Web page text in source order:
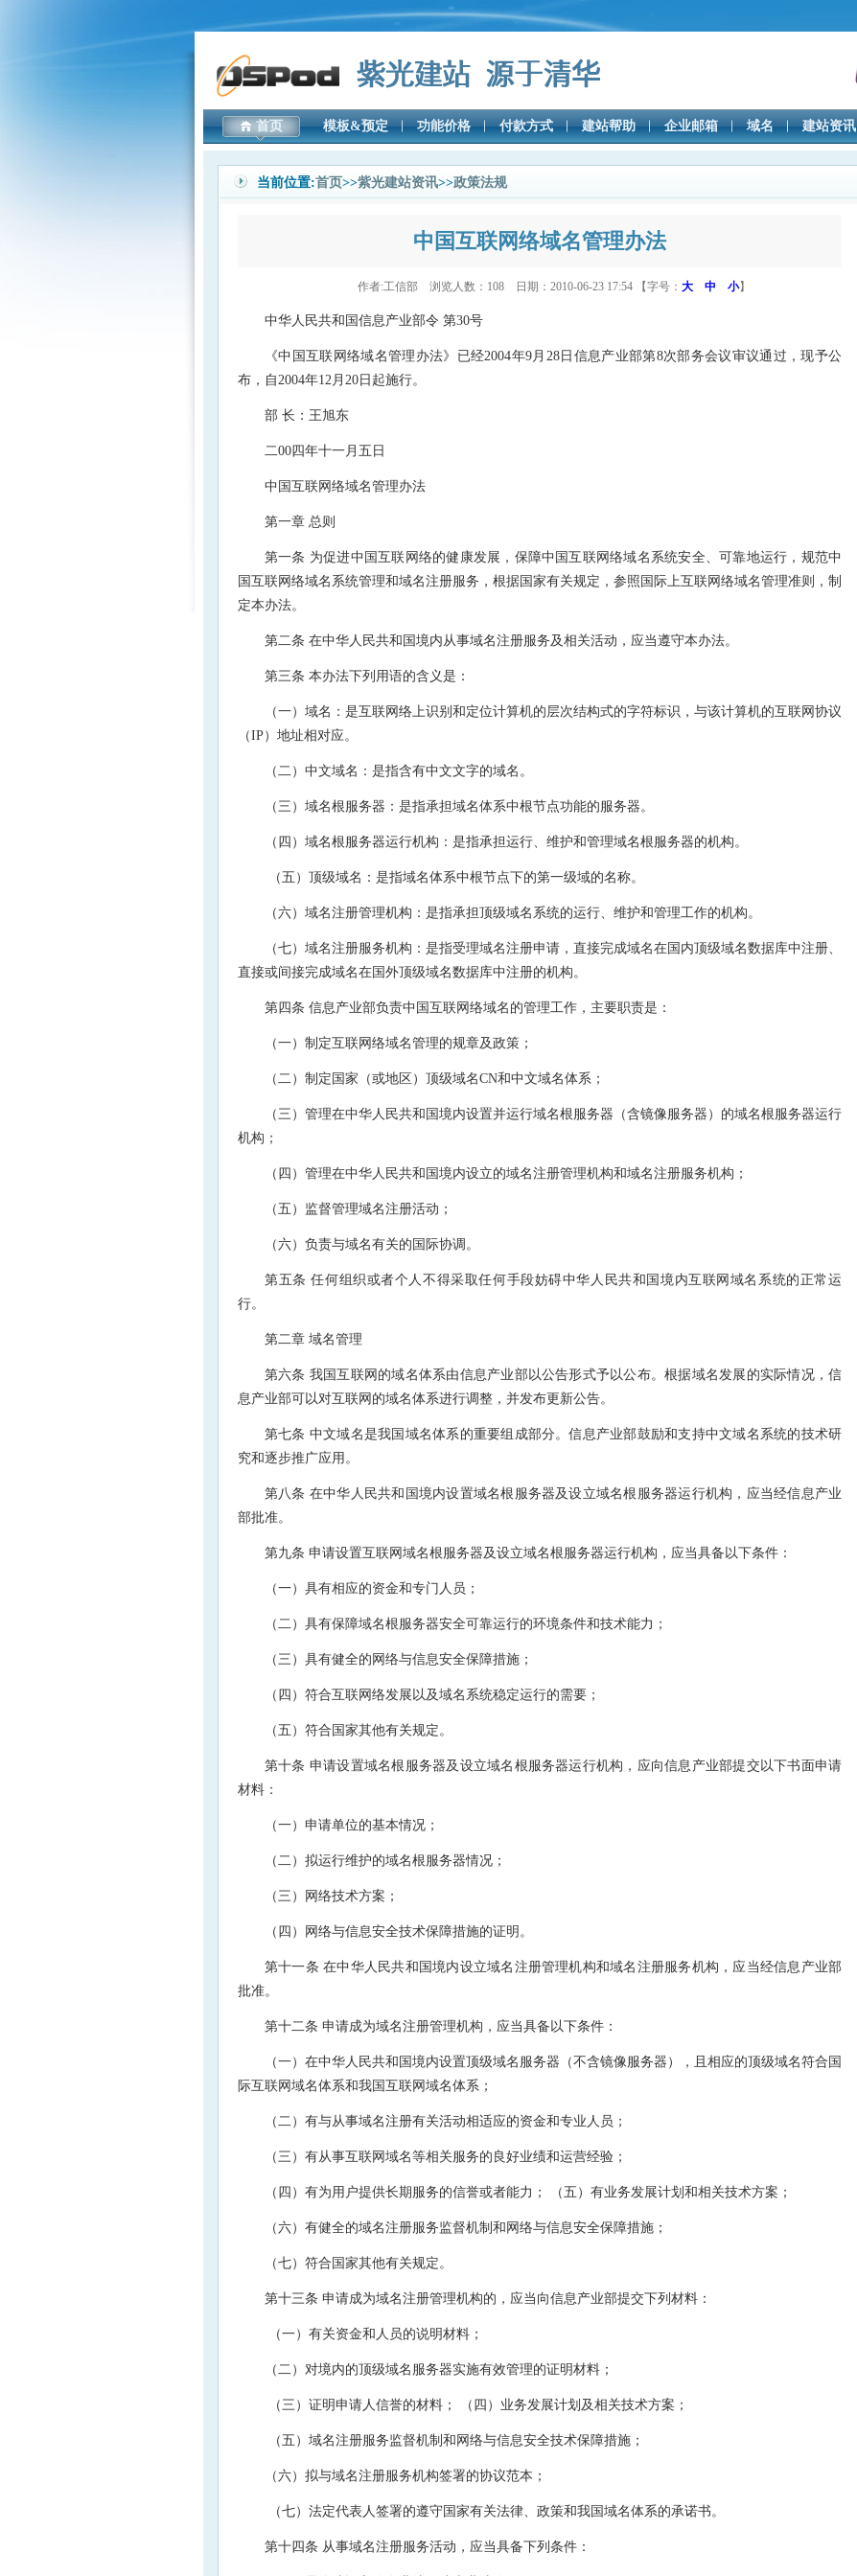
首页 模板&预定 功能价格 付款方式 建站帮助 企业邮箱 域名 建站资讯
当前位置:首页>>紫光建站资讯>>政策法规
中国互联网络域名管理办法
作者:工信部 浏览人数：108 日期：2010-06-23 17:54 【字号： 大 中 小】
中华人民共和国信息产业部令 第30号
《中国互联网络域名管理办法》已经2004年9月28日信息产业部第8次部务会议审议通过，现予公
布，自2004年12月20日起施行。
部 长：王旭东
二00四年十一月五日
中国互联网络域名管理办法
第一章 总则
第一条 为促进中国互联网络的健康发展，保障中国互联网络域名系统安全、可靠地运行，规范中
国互联网络域名系统管理和域名注册服务，根据国家有关规定，参照国际上互联网络域名管理准则，制
定本办法。
第二条 在中华人民共和国境内从事域名注册服务及相关活动，应当遵守本办法。
第三条 本办法下列用语的含义是：
（一）域名：是互联网络上识别和定位计算机的层次结构式的字符标识，与该计算机的互联网协议
（IP）地址相对应。
（二）中文域名：是指含有中文文字的域名。
（三）域名根服务器：是指承担域名体系中根节点功能的服务器。
（四）域名根服务器运行机构：是指承担运行、维护和管理域名根服务器的机构。
（五）顶级域名：是指域名体系中根节点下的第一级域的名称。
（六）域名注册管理机构：是指承担顶级域名系统的运行、维护和管理工作的机构。
（七）域名注册服务机构：是指受理域名注册申请，直接完成域名在国内顶级域名数据库中注册、
直接或间接完成域名在国外顶级域名数据库中注册的机构。
第四条 信息产业部负责中国互联网络域名的管理工作，主要职责是：
（一）制定互联网络域名管理的规章及政策；
（二）制定国家（或地区）顶级域名CN和中文域名体系；
（三）管理在中华人民共和国境内设置并运行域名根服务器（含镜像服务器）的域名根服务器运行
机构；
（四）管理在中华人民共和国境内设立的域名注册管理机构和域名注册服务机构；
（五）监督管理域名注册活动；
（六）负责与域名有关的国际协调。
第五条 任何组织或者个人不得采取任何手段妨碍中华人民共和国境内互联网域名系统的正常运
行。
第二章 域名管理
第六条 我国互联网的域名体系由信息产业部以公告形式予以公布。根据域名发展的实际情况，信
息产业部可以对互联网的域名体系进行调整，并发布更新公告。
第七条 中文域名是我国域名体系的重要组成部分。信息产业部鼓励和支持中文域名系统的技术研
究和逐步推广应用。
第八条 在中华人民共和国境内设置域名根服务器及设立域名根服务器运行机构，应当经信息产业
部批准。
第九条 申请设置互联网域名根服务器及设立域名根服务器运行机构，应当具备以下条件：
（一）具有相应的资金和专门人员；
（二）具有保障域名根服务器安全可靠运行的环境条件和技术能力；
（三）具有健全的网络与信息安全保障措施；
（四）符合互联网络发展以及域名系统稳定运行的需要；
（五）符合国家其他有关规定。
第十条 申请设置域名根服务器及设立域名根服务器运行机构，应向信息产业部提交以下书面申请
材料：
（一）申请单位的基本情况；
（二）拟运行维护的域名根服务器情况；
（三）网络技术方案；
（四）网络与信息安全技术保障措施的证明。
第十一条 在中华人民共和国境内设立域名注册管理机构和域名注册服务机构，应当经信息产业部
批准。
第十二条 申请成为域名注册管理机构，应当具备以下条件：
（一）在中华人民共和国境内设置顶级域名服务器（不含镜像服务器），且相应的顶级域名符合国
际互联网域名体系和我国互联网域名体系；
（二）有与从事域名注册有关活动相适应的资金和专业人员；
（三）有从事互联网域名等相关服务的良好业绩和运营经验；
（四）有为用户提供长期服务的信誉或者能力； （五）有业务发展计划和相关技术方案；
（六）有健全的域名注册服务监督机制和网络与信息安全保障措施；
（七）符合国家其他有关规定。
第十三条 申请成为域名注册管理机构的，应当向信息产业部提交下列材料：
（一）有关资金和人员的说明材料；
（二）对境内的顶级域名服务器实施有效管理的证明材料；
（三）证明申请人信誉的材料； （四）业务发展计划及相关技术方案；
（五）域名注册服务监督机制和网络与信息安全技术保障措施；
（六）拟与域名注册服务机构签署的协议范本；
（七）法定代表人签署的遵守国家有关法律、政策和我国域名体系的承诺书。
第十四条 从事域名注册服务活动，应当具备下列条件：